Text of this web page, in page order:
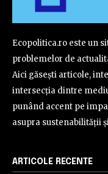
Ecopolitica.ro este un
problemelor de
Aici găsești articole,
intersecția dintre
punând accent pe
asupra sustenabilității
ARTICOLE RECENTE